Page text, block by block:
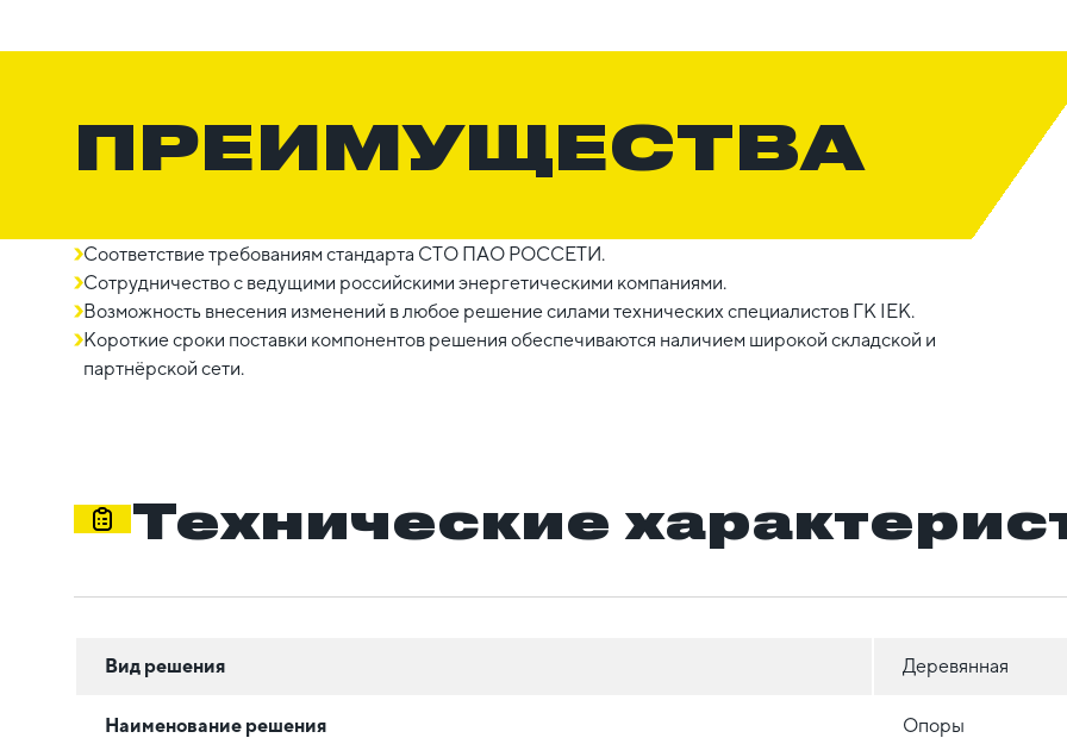
ПРЕИМУЩЕСТВА
Соответствие требованиям стандарта СТО ПАО РОССЕТИ.
Сотрудничество с ведущими российскими энергетическими компаниями.
Возможность внесения изменений в любое решение силами технических специалистов ГК IEK.
Короткие сроки поставки компонентов решения обеспечиваются наличием широкой складской и
партнёрской сети.
Технические
Вид решения Деревянная
Наименование решения Опоры